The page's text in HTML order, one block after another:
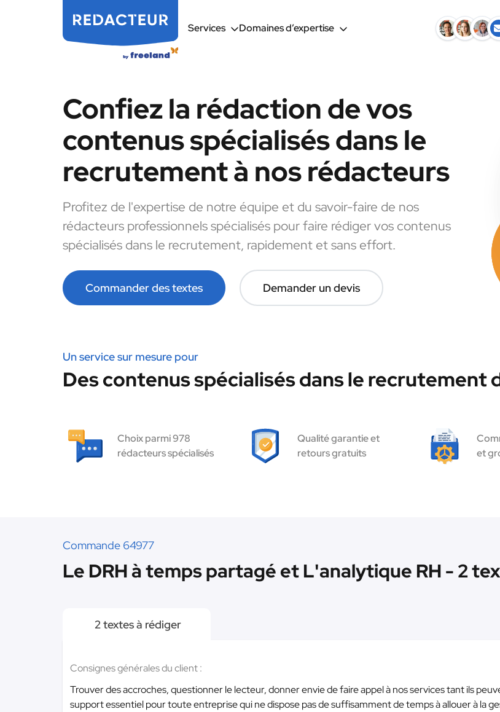
Services Domaines d’expertise
Confiez la rédaction de vos
contenus spécialisés dans le
recrutement à nos rédacteurs
Profitez de l'expertise de notre équipe et du savoir-faire de nos
rédacteurs professionnels spécialisés pour faire rédiger vos contenus
spécialisés dans le recrutement, rapidement et sans effort.
Commander des textes Demander un devis
Un service sur mesure pour
Des contenus spécialisés dans le recrutement
Choix parmi 978
rédacteurs spécialisés
Qualité garantie et
retours gratuits
et
Commande 64977
Le DRH à temps partagé et L'analytique RH - 2
2 textes à rédiger
Consignes générales du client :
Trouver des accroches, questionner le lecteur, donner envie de faire appel à nos services tant ils
support essentiel pour toute entreprise qui ne dispose pas de suffisamment de temps à allouer à la